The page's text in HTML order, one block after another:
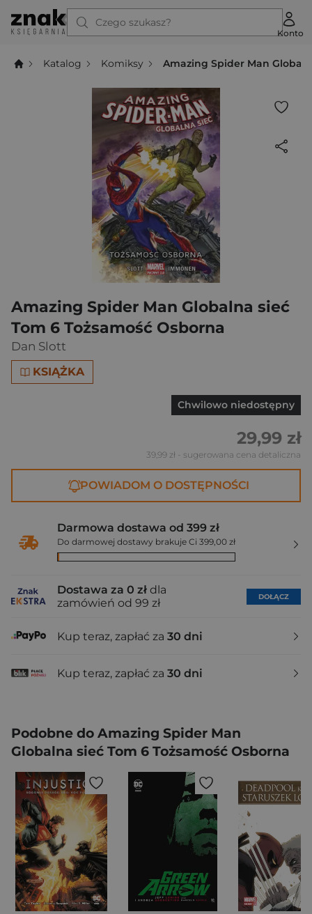
Czego szukasz?
Konto
Katalog Komiksy Amazing Spider Man
Amazing Spider Man Globalna sieć
Tom 6 Tożsamość Osborna
Dan Slott
KSIĄŻKA
Chwilowo niedostępny
29,99 zł
39,99 zł - sugerowana cena detaliczna
POWIADOM O DOSTĘPNOŚCI
Darmowa dostawa od 399 zł
Do darmowej dostawy brakuje Ci 399,00 zł
Dostawa za 0 zł dla
zamówień od 99 zł
DOŁĄCZ
Kup teraz, zapłać za 30 dni
Kup teraz, zapłać za 30 dni
Podobne do Amazing Spider Man
Globalna sieć Tom 6 Tożsamość Osborna